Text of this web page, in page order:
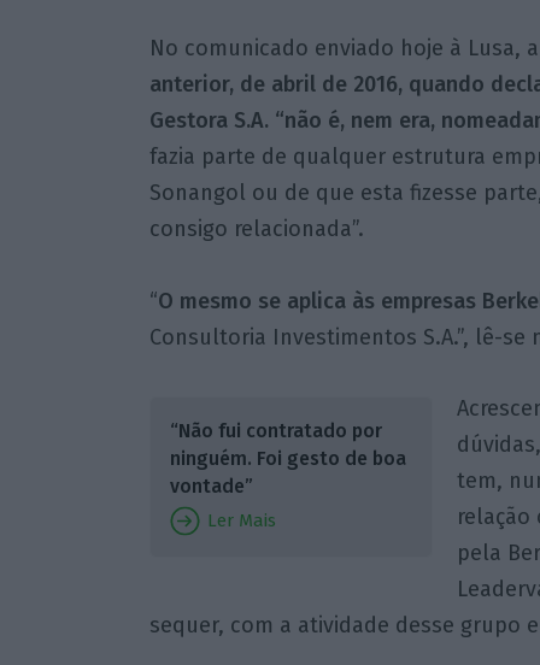
No comunicado enviado hoje à Lusa,
anterior, de abril de 2016, quando
Gestora S.A. “não é, nem era,
fazia parte de qualquer estrutura
Sonangol ou de que esta fizesse
consigo relacionada”.
“O mesmo se aplica às empresas
Consultoria Investimentos S.A.”, lê-se
“Não fui contratado por
ninguém. Foi gesto de boa
vontade”
Ler Mais
tem,
relação
pela
sequer, com a atividade desse grupo